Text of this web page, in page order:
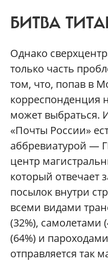
БИТВА
Однако
только часть
том, что, попав в
корреспонденция
может выбраться.
«Почты России»
аббревиатурой —
центр
который отвечает
посылок внутри
всеми видами
(32%), самолетами
(64%) и
отправляется так